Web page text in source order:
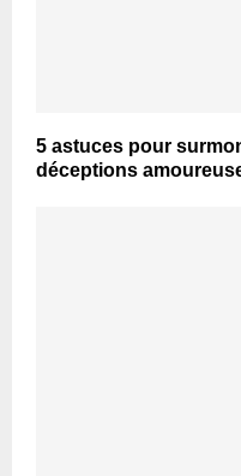
5 astuces pour
déceptions